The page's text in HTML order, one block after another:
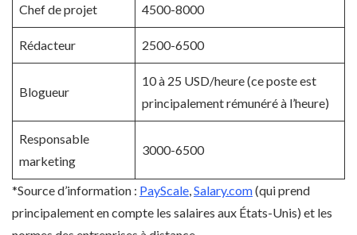
Chef de projet 4500-8000
Rédacteur 2500-6500
Blogueur
10 à 25 USD/heure (ce poste est
principalement rémunéré à l’heure)
Responsable
marketing
3000-6500
*Source d’information : PayScale,Salary.com(qui prend
principalement en compte les salaires aux États-Unis) et les